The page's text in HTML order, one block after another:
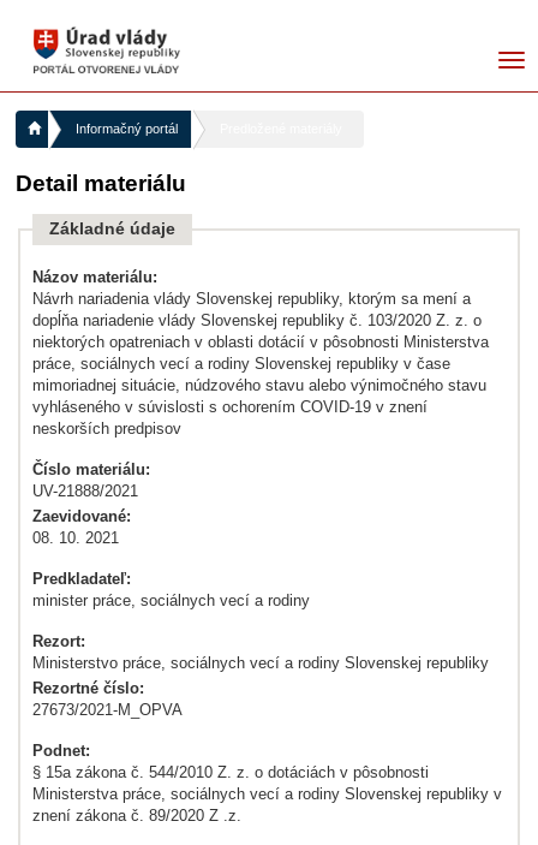
Informačný portál
Detail materiálu
Základné údaje
Názov materiálu:
Návrh nariadenia vlády Slovenskej republiky, ktorým sa mení a
dopĺňa nariadenie vlády Slovenskej republiky č. 103/2020 Z. z. o
niektorých opatreniach v oblasti dotácií v pôsobnosti Ministerstva
práce, sociálnych vecí a rodiny Slovenskej republiky v čase
mimoriadnej situácie, núdzového stavu alebo výnimočného stavu
vyhláseného v súvislosti s ochorením COVID-19 v znení
neskorších predpisov
Číslo materiálu:
UV-21888/2021
Zaevidované:
08. 10. 2021
Predkladateľ:
minister práce, sociálnych vecí a rodiny
Rezort:
Ministerstvo práce, sociálnych vecí a rodiny Slovenskej republiky
Rezortné číslo:
27673/2021-M_OPVA
Podnet:
§ 15a zákona č. 544/2010 Z. z. o dotáciách v pôsobnosti
Ministerstva práce, sociálnych vecí a rodiny Slovenskej republiky v
znení zákona č. 89/2020 Z .z.